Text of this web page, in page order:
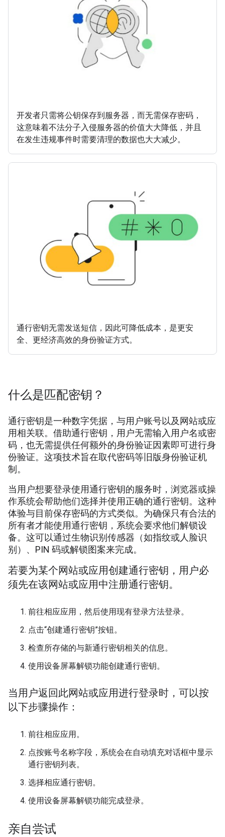
开发者只需将公钥保存到服务器，而无需保存密码，
这意味着不法分子入侵服务器的价值大大降低，并且
在发生违规事件时需要清理的数据也大大减少。
通行密钥无需发送短信，因此可降低成本，是更安
全、更经济高效的身份验证方式。
什么是匹配密钥？
通行密钥是一种数字凭据，与用户账号以及网站或应
用相关联。借助通行密钥，用户无需输入用户名或密
码，也无需提供任何额外的身份验证因素即可进行身
份验证。这项技术旨在取代密码等旧版身份验证机
制。
当用户想要登录使用通行密钥的服务时，浏览器或操
作系统会帮助他们选择并使用正确的通行密钥。这种
体验与目前保存密码的方式类似。为确保只有合法的
所有者才能使用通行密钥，系统会要求他们解锁设
备。这可以通过生物识别传感器（如指纹或人脸识
别）、PIN 码或解锁图案来完成。
若要为某个网站或应用创建通行密钥，用户必
须先在该网站或应用中注册通行密钥。
前往相应应用，然后使用现有登录方法登录。
点击“创建通行密钥”按钮。
检查所存储的与新通行密钥相关的信息。
使用设备屏幕解锁功能创建通行密钥。
当用户返回此网站或应用进行登录时，可以按
以下步骤操作：
前往相应应用。
点按账号名称字段，系统会在自动填充对话框中显示
通行密钥列表。
选择相应通行密钥。
使用设备屏幕解锁功能完成登录。
亲自尝试